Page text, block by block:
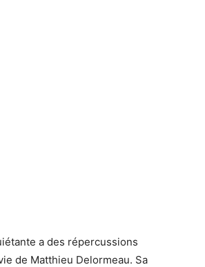
a des répercussions
de Matthieu Delormeau. Sa